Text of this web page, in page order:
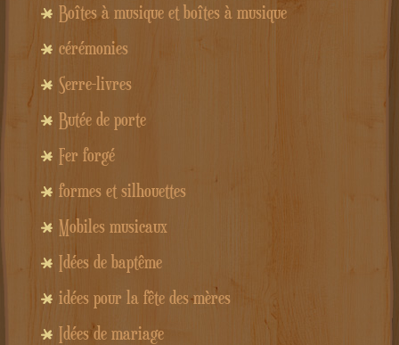
Boîtes à musique et boîtes à musique
cérémonies
Serre-livres
Butée de porte
Fer forgé
formes et silhouettes
Mobiles musicaux
Idées de baptême
idées pour la fête des mères
Idées de mariage